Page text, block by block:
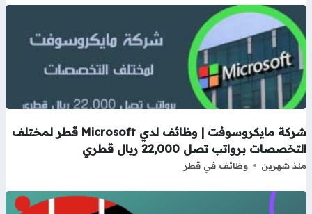
شركة مايكروسوفت | وظائف لدي Microsoft قطر لمختلف
برواتب تصل 22,000 ريال قطري
شهرين وظائف في قطر